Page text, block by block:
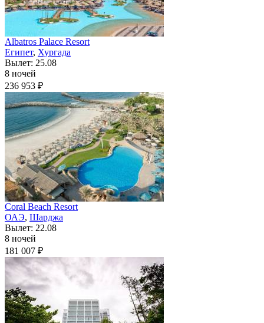
Albatros Palace Resort
Египет, Хургада
Вылет: 25.08
8 ночей
236 953 ₽
Coral Beach Resort
ОАЭ, Шарджа
Вылет: 22.08
8 ночей
181 007 ₽